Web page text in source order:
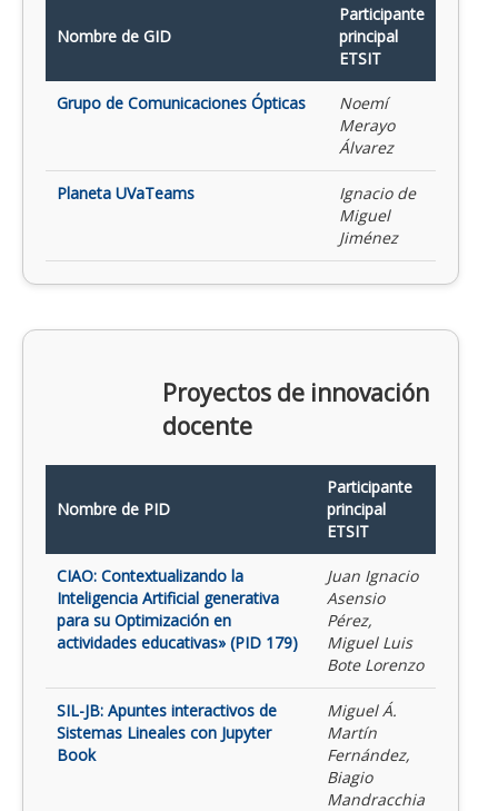
Nombre de GID
Participante
principal
ETSIT
Grupo de Comunicaciones Ópticas
Noemí
Merayo
Álvarez
Planeta UVaTeams
Ignacio de
Miguel
Jiménez
Proyectos de innovación
docente
Nombre de PID
Participante
principal
ETSIT
CIAO: Contextualizando la
Inteligencia Artificial generativa
para su Optimización en
actividades educativas» (PID 179)
Juan Ignacio
Asensio
Pérez,
Miguel Luis
Bote Lorenzo
SIL-JB: Apuntes interactivos de
Sistemas Lineales con Jupyter
Book
Miguel Á.
Martín
Fernández,
Biagio
Mandracchia